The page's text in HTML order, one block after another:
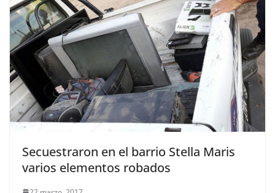
Secuestraron en el barrio Stella Maris
varios elementos robados